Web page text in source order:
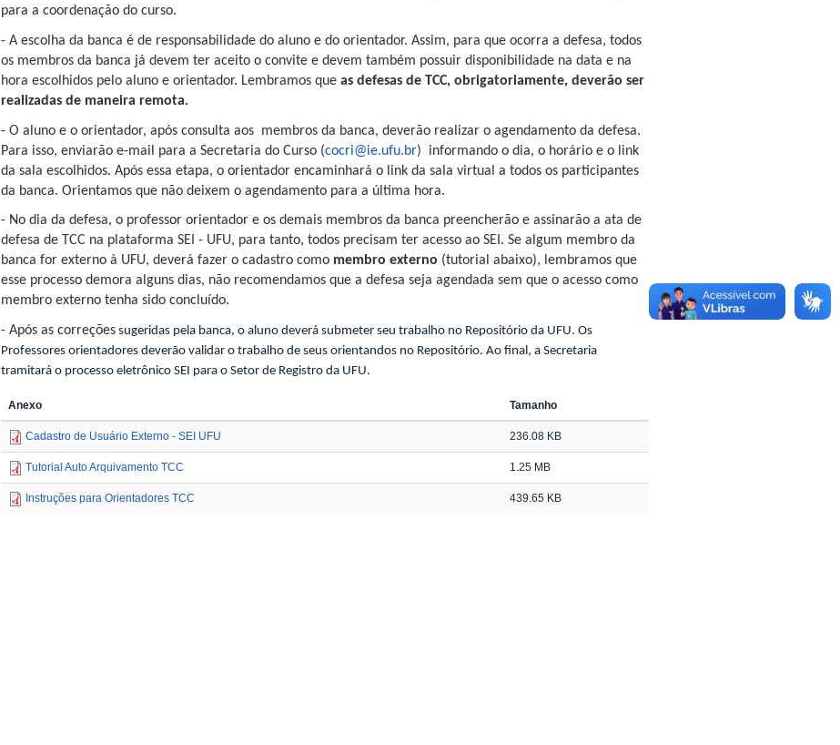
para a coordenação do curso.
- A escolha da banca é de responsabilidade do aluno e do orientador. Assim, para que ocorra a defesa, todos
os membros da banca já devem ter aceito o convite e devem também possuir disponibilidade na data e na
hora escolhidos pelo aluno e orientador. Lembramos que as defesas de TCC, obrigatoriamente, deverão ser
realizadas de maneira remota.
- O aluno e o orientador, após consulta aos membros da banca, deverão realizar o agendamento da defesa.
Para isso, enviarão e-mail para a Secretaria do Curso (cocri@ie.ufu.br) informando o dia, o horário e o link
da sala escolhidos. Após essa etapa, o orientador encaminhará o link da sala virtual a todos os participantes
da banca. Orientamos que não deixem o agendamento para a última hora.
- No dia da defesa, o professor orientador e os demais membros da banca preencherão e assinarão a ata de
defesa de TCC na plataforma SEI - UFU, para tanto, todos precisam ter acesso ao SEI. Se algum membro da
banca for externo à UFU, deverá fazer o cadastro como membro externo (tutorial abaixo), lembramos que
esse processo demora alguns dias, não recomendamos que a defesa seja agendada sem que o acesso como
membro externo tenha sido concluído.
- Após as correções sugeridas pela banca, o aluno deverá submeter seu trabalho no Repositório da UFU. Os
Professores orientadores deverão validar o trabalho de seus orientandos no Repositório. Ao final, a Secretaria
tramitará o processo eletrônico SEI para o Setor de Registro da UFU.
Anexo Tamanho
Cadastro de Usuário Externo - SEI UFU 236.08 KB
Tutorial Auto Arquivamento TCC 1.25 MB
Instruções para Orientadores TCC 439.65 KB